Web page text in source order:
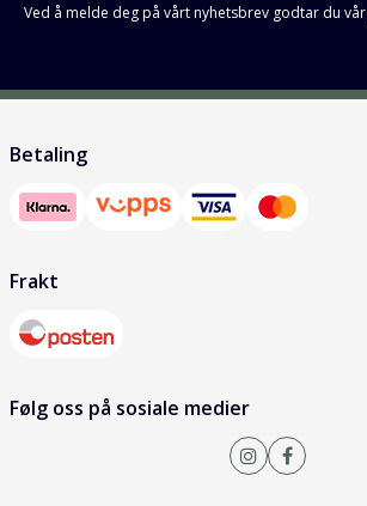
Ved å melde deg på vårt nyhetsbrev godtar du vår
Betaling
Frakt
Følg oss på sosiale medier